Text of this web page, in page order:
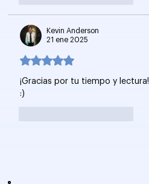
Kevin Anderson
21 ene 2025
Obtuvo 5 de 5 estrellas.
¡Gracias por tu tiempo y
:)